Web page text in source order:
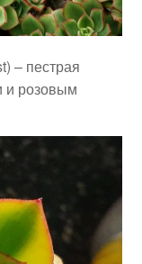
– пестрая
и розовым